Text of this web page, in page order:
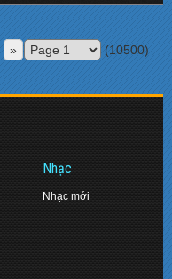
» (10500)
Nhạc
Nhạc mới